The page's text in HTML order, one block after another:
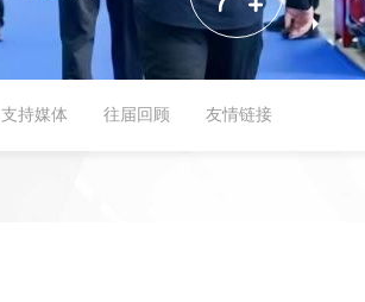
支持媒体 往届回顾 友情链接